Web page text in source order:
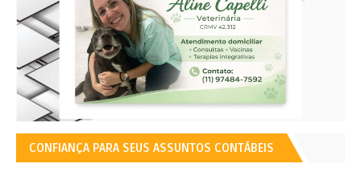
CONFIANÇA PARA SEUS ASSUNTOS CONTÁBEIS